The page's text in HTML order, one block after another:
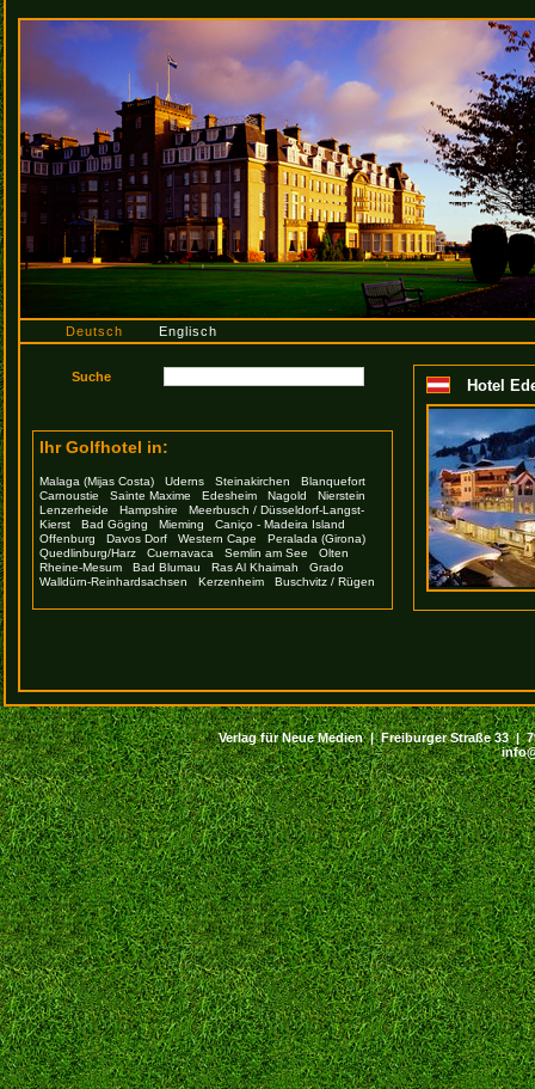
Deutsch Englisch
Ihr Golfhotel in:
Malaga (Mijas Costa) Uderns Steinakirchen
Blanquefort
Carnoustie
Sainte Maxime Edesheim Nagold
Nierstein
Lenzerheide
Hampshire
Meerbusch / Düsseldorf-Langst-
Kierst
Bad Göging Mieming
Caniço - Madeira Island
Offenburg
Davos Dorf Western Cape
Peralada (Girona)
Quedlinburg/Harz
Cuernavaca Semlin am See
Olten
Rheine-Mesum
Bad Blumau Ras Al Khaimah
Grado
Walldürn-Reinhardsachsen
Kerzenheim Buschvitz / Rügen
Hotel
Verlag für Neue Medien | Freiburger Straße 33 |